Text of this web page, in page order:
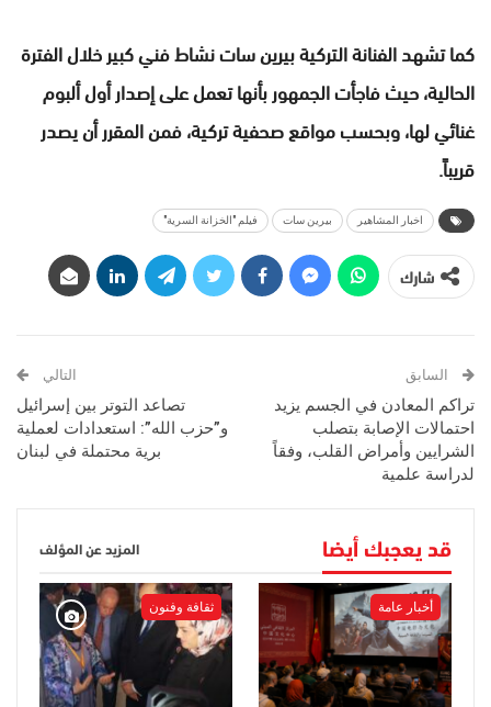
كما تشهد الفنانة التركية بيرين سات نشاط فني كبير خلال الفترة
الحالية، حيث فاجأت الجمهور بأنها تعمل على إصدار أول ألبوم
غنائي لها، وبحسب مواقع صحفية تركية، فمن المقرر أن يصدر
قريباً.
اخبار المشاهير بيرين سات فيلم "الخزانة السرية"
شارك
السابق
تراكم المعادن في الجسم يزيد
احتمالات الإصابة بتصلب
الشرايين وأمراض القلب، وفقاً
لدراسة علمية
التالي
تصاعد التوتر بين إسرائيل
و”حزب الله”: استعدادات لعملية
برية محتملة في لبنان
قد يعجبك أيضا المزيد عن المؤلف
أخبار عامة ثقافة وفنون